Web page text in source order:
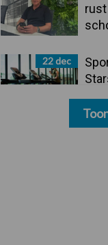
22 dec